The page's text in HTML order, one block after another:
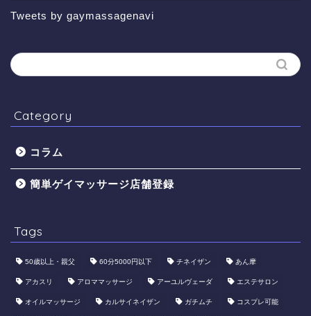
Tweets by gaymassagenavi
Category
コラム
簡単ゲイマッサージ店舗登録
Tags
50歳以上・親父 60分5000円以下 ​チネイザン あん摩
アカスリ アロママッサージ アーユルヴェーダ エステサロン
オイルマッサージ カルサイネイザン ガチムチ コスプレ可能